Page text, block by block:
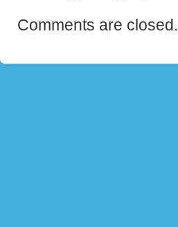
Comments are closed.